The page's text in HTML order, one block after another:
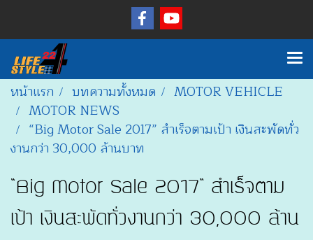
หน้าแรก บทความทั้งหมด
MOTOR VEHICLE
MOTOR NEWS
“Big Motor Sale 2017” สำเร็จตามเป้า เงินสะพัดทั่ว
งานกว่า 30,000 ล้านบาท
“Big Motor Sale 2017” สำเร็จตาม
เป้า เงินสะพัดทั่วงานกว่า 30,000 ล้าน